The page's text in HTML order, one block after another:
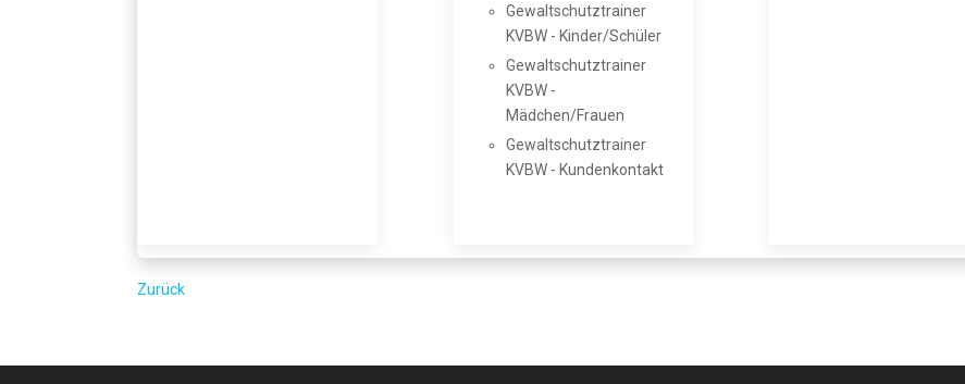
Gewaltschutztrainer
KVBW - Kinder/Schüler
Gewaltschutztrainer
KVBW -
Mädchen/Frauen
Gewaltschutztrainer
KVBW - Kundenkontakt
Zurück